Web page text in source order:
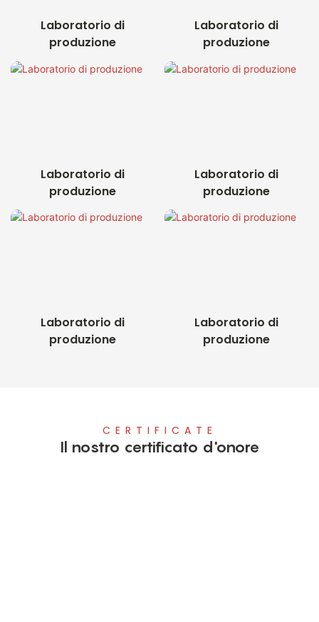
Laboratorio di
produzione
Laboratorio di
produzione
Laboratorio di
produzione
Laboratorio di
produzione
Laboratorio di
produzione
Laboratorio di
produzione
CERTIFICATE
Il nostro certificato d'onore